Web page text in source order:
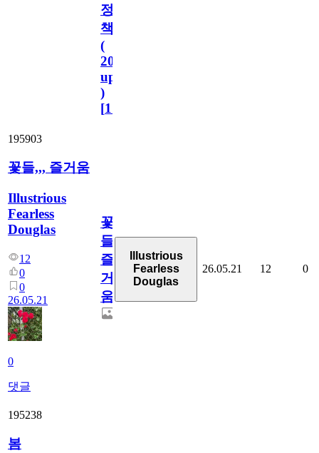
정
책
(
2023.11.1
update
)
[110
195903
꽃들,,, 즐거움
Illustrious
Fearless
Douglas
12
0
0
26.05.21
0
댓글
꽃
들,,,
즐
거
움
Illustrious
Fearless
Douglas
26.05.21 12 0
195238
봄